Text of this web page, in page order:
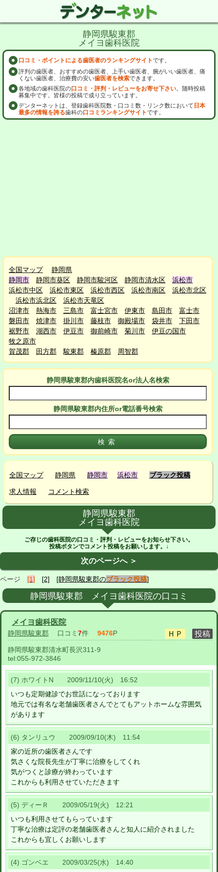
静岡県駿東郡
メイヨ歯科医院
口コミ・ポイントによる歯医者のランキングサイトです。
評判の歯医者、おすすめの歯医者、上手い歯医者、腕がいい歯医者、痛
くない歯医者、治療費の安い歯医者を検索できます。
各地域の歯科医院の口コミ・評判・レビューをお寄せ下さい。随時投稿
募集中です。皆様の投稿で成り立っています。
デンターネットは、登録歯科医院数・口コミ数・リンク数において 日本
最多の情報を誇る歯科の口コミランキングサイトです。
全国マップ
静岡県
静岡市
静岡市葵区 静岡市駿河区 静岡市清水区
浜松市
浜松市中区
浜松市東区 浜松市西区 浜松市南区
浜松市北区
浜松市浜北区
浜松市天竜区
沼津市
熱海市 三島市 富士宮市 伊東市 島田市
富士市
磐田市
焼津市 掛川市 藤枝市 御殿場市 袋井市
下田市
裾野市
湖西市 伊豆市 御前崎市 菊川市
伊豆の国市
牧之原市
賀茂郡
田方郡 駿東郡 榛原郡 周智郡
静岡県駿東郡内歯科医院名or法人名検索
静岡県駿東郡内住所or電話番号検索
全国マップ 静岡県 静岡市 浜松市 ブラック投稿
求人情報 コメント検索
静岡県駿東郡
メイヨ歯科医院
ご存じの歯科医院の口コミ・評判・レビューをお知らせ下さい。
投稿ボタンでコメント投稿をお願いします。↓
次のページへ ＞
ページ [1] [2] [静岡県駿東郡のブラック投稿]
静岡県駿東郡 メイヨ歯科医院の口コミ
メイヨ歯科医院
静岡県駿東郡 口コミ 7件 9476P
静岡県駿東郡清水町長沢311-9
tel:055-972-3846
(7) ホワイトN 2009/11/10(火) 16:52
いつも定期健診でお世話になっております
地元では有名な老舗歯医者さんでとてもアットホームな雰囲気
があります
(6) タンリュウ 2009/09/10(木) 11:54
家の近所の歯医者さんです
気さくな院長先生が丁寧に治療をしてくれ
気がつくと診療が終わっています
これからも利用させていただきます
(5) ディーＲ 2009/05/19(火) 12:21
いつも利用させてもらっています
丁寧な治療は定評の老舗歯医者さんと知人に紹介されました
これからも宜しくお願いします
(4) ゴンベエ 2009/03/25(水) 14:40